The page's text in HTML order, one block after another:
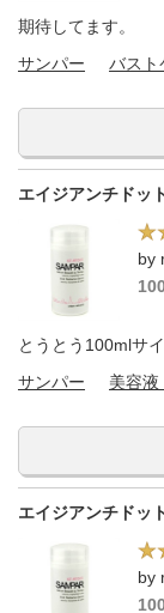
期待してます。
サンパー
バスト
エイジアンチドッ
by
とうとう100mlサ
サンパー
美容液
エイジアンチドッ
by